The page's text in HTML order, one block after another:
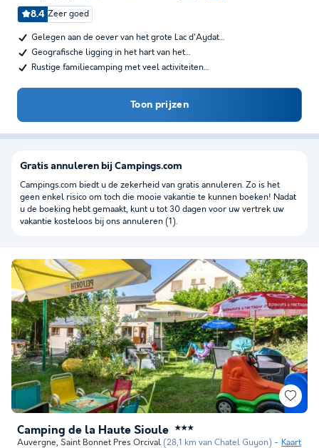
8.4 Zeer goed
Gelegen aan de oever van het grote Lac d'Aydat…
Geografische ligging in het hart van het…
Rustige familiecamping met veel activiteiten…
Toon prijzen
Camping de la Haute Sioule ★★★
Auvergne, Saint Bonnet Pres Orcival (28,1 km van Chatel Guyon) Kaart
Gratis annuleren bij Campings.com
Campings.com biedt u de zekerheid van gratis annuleren. Zo is het
geen enkel risico om toch die mooie vakantie te kunnen boeken! Nadat
u de boeking hebt gemaakt, kunt u tot 30 dagen voor uw vertrek uw
vakantie kosteloos bij ons annuleren (1).